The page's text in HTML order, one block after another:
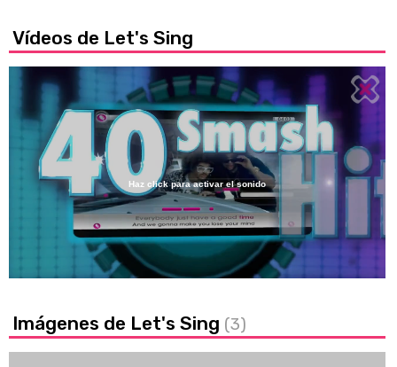
Vídeos de Let's Sing
Unmute /
Loaded:
29.92%
Haz click para activar el sonido
Imágenes de Let's Sing (3)